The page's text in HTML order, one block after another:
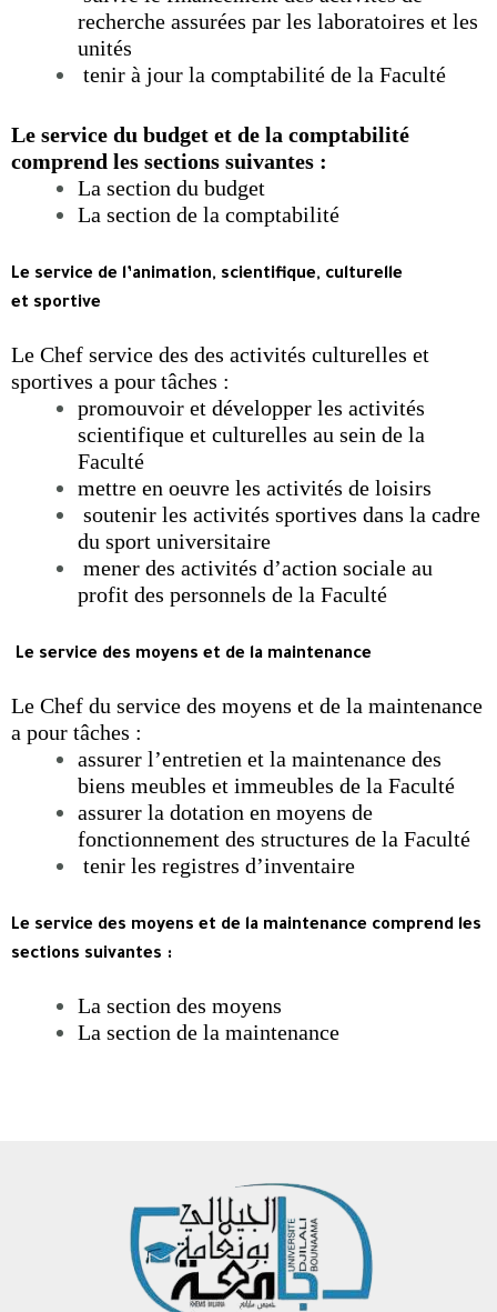
recherche assurées par les laboratoires et les
unités
tenir à jour la comptabilité de la Faculté
Le service du budget et de la comptabilité
comprend les sections suivantes :
La section du budget
La section de la comptabilité
Le service de l’animation, scientifique, culturelle
et sportive
Le Chef service des des activités culturelles et
sportives a pour tâches :
promouvoir et développer les activités
scientifique et culturelles au sein de la
Faculté
mettre en oeuvre les activités de loisirs
soutenir les activités sportives dans la cadre
du sport universitaire
mener des activités d’action sociale au
profit des personnels de la Faculté
 Le service des moyens et de la maintenance
Le Chef du service des moyens et de la maintenance
a pour tâches :
assurer l’entretien et la maintenance des
biens meubles et immeubles de la Faculté
assurer la dotation en moyens de
fonctionnement des structures de la Faculté
tenir les registres d’inventaire
Le service des moyens et de la maintenance comprend les
sections suivantes :
La section des moyens
La section de la maintenance